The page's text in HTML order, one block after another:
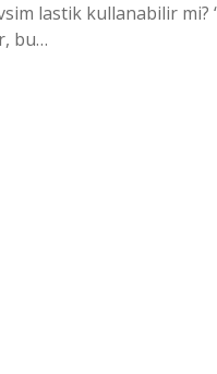
lastik kullanabilir mi?
bu…